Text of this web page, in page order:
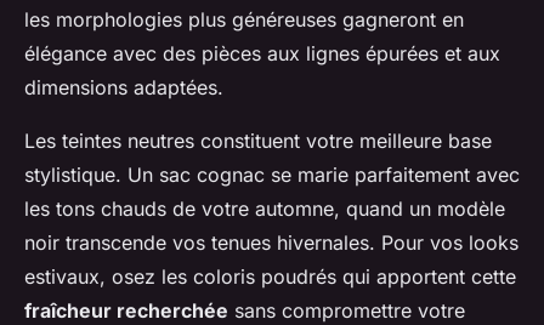
les morphologies plus généreuses gagneront en
élégance avec des pièces aux lignes épurées et aux
dimensions adaptées.
Les teintes neutres constituent votre meilleure base
stylistique. Un sac cognac se marie parfaitement avec
les tons chauds de votre automne, quand un modèle
noir transcende vos tenues hivernales. Pour vos looks
estivaux, osez les coloris poudrés qui apportent cette
fraîcheur recherchée sans compromettre votre